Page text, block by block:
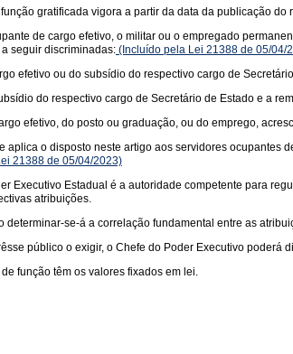
gratificada vigora a partir da data da publicação
de cargo efetivo, o militar ou o empregado
seguir discriminadas: (Incluído pela Lei 21388 de 05/04/
efetivo ou do subsídio do respectivo cargo de
do respectivo cargo de Secretário de Estado e a
efetivo, do posto ou graduação, ou do emprego,
aplica o disposto neste artigo aos servidores ocupantes
21388 de 05/04/2023)
Executivo Estadual é a autoridade competente para
atribuições.
determinar-se-á a correlação fundamental entre as
público o exigir, o Chefe do Poder Executivo poderá
função têm os valores fixados em lei.